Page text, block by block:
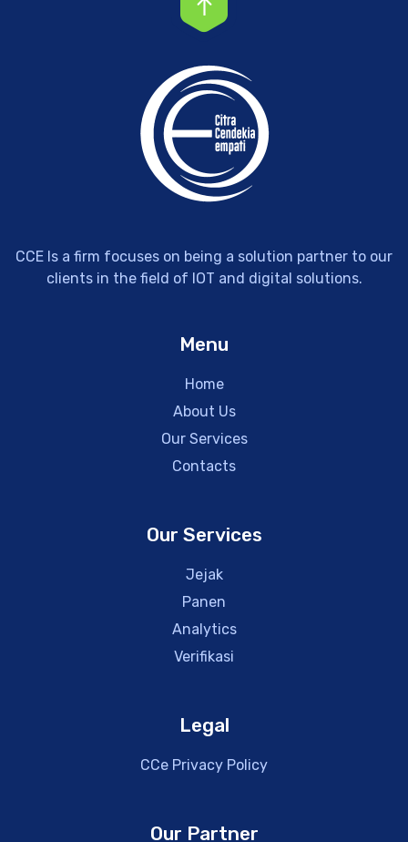
CCE Is a firm focuses on being a solution partner to our
clients in the field of IOT and digital solutions.
Menu
Home
About Us
Our Services
Contacts
Our Services
Jejak
Panen
Analytics
Verifikasi
Legal
CCe Privacy Policy
Our Partner